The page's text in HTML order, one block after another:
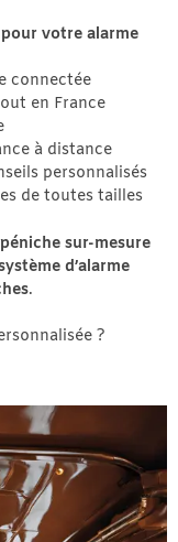
votre alarme
connectée
en France
à distance
personnalisés
de toutes tailles
sur-mesure
d’alarme
.
?